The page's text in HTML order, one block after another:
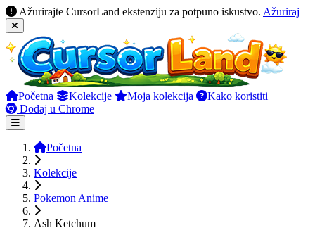
Ažurirajte CursorLand ekstenziju za potpuno iskustvo. Ažuriraj
Početna Kolekcije Moja kolekcija
Kako koristiti
Dodaj u Chrome
Početna
Kolekcije
Pokemon Anime
Ash Ketchum